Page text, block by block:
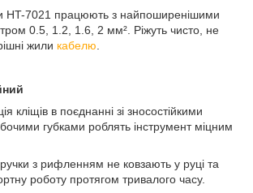
HT-7021 працюють з найпоширенішими
0.5, 1.2, 1.6, 2 мм². Ріжуть чисто, не
жили кабелю
кліщів в поєднанні зі зносостійкими
губками роблять інструмент міцним
ручки з рифленням не ковзають у руці та
роботу протягом тривалого часу.